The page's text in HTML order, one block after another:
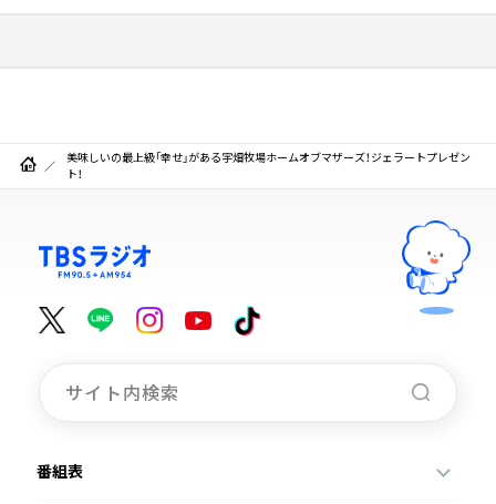
美味しいの最上級「幸せ」がある宇畑牧場ホームオブマザーズ！ジェラートプレゼン
ト！
番組表